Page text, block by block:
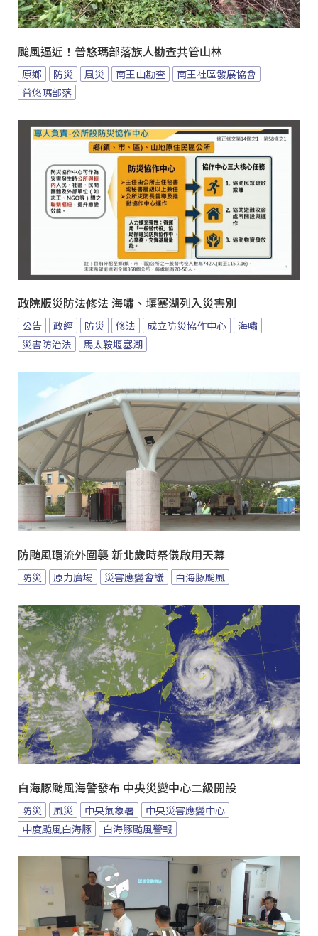
颱風逼近！普悠瑪部落族人勘查共管山林
原鄉 防災 風災 南王山勘查
南王社區發展協會
普悠瑪部落
政院版災防法修法 海嘯、堰塞湖列入災害別
公告 政經 防災 修法 成立防災協作中心
海嘯
災害防治法
馬太鞍堰塞湖
防颱風環流外圍襲 新北歲時祭儀啟用天幕
防災 原力廣場 災害應變會議 白海豚颱風
白海豚颱風海警發布 中央災變中心二級開設
防災 風災 中央氣象署
中央災害應變中心
中度颱風白海豚
白海豚颱風警報